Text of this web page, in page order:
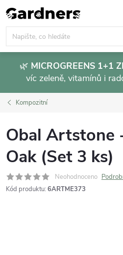
Přejít
na
obsah
🌿 MICROGREENS 1+1
víc zeleně, vitamínů i
Kompozitní
Obal Artstone
Oak (Set 3 ks)
Neohodnoceno
Kód produktu: 6ARTME373